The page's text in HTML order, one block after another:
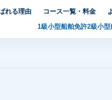
れる理由
コース一覧・料金
1級小型船舶免許2級小型